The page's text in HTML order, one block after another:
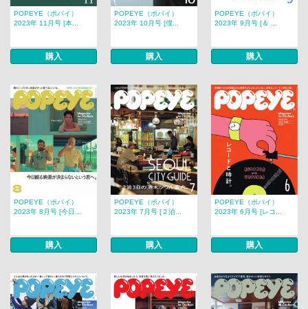
POPEYE（ポパイ）
2023年 11月号 [本...
購入
POPEYE（ポパイ）
2023年 10月号 [僕...
購入
POPEYE（ポパイ）
2023年 9月号 [＆ ...
購入
POPEYE（ポパイ）
2023年 8月号 [今日...
購入
POPEYE（ポパイ）
2023年 7月号 [２泊...
購入
POPEYE（ポパイ）
2023年 6月号 [レコ...
購入